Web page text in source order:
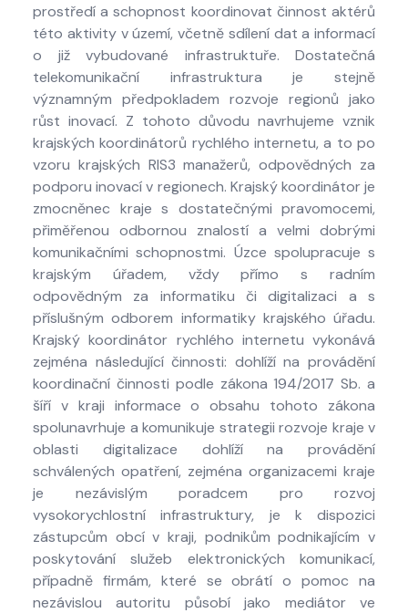
prostředí a schopnost koordinovat činnost aktérů
této aktivity v území, včetně sdílení dat a informací
o již vybudované infrastruktuře. Dostatečná
telekomunikační infrastruktura je stejně
významným předpokladem rozvoje regionů jako
růst inovací. Z tohoto důvodu navrhujeme vznik
krajských koordinátorů rychlého internetu, a to po
vzoru krajských RIS3 manažerů, odpovědných za
podporu inovací v regionech. Krajský koordinátor je
zmocněnec kraje s dostatečnými pravomocemi,
přiměřenou odbornou znalostí a velmi dobrými
komunikačními schopnostmi. Úzce spolupracuje s
krajským úřadem, vždy přímo s radním
odpovědným za informatiku či digitalizaci a s
příslušným odborem informatiky krajského úřadu.
Krajský koordinátor rychlého internetu vykonává
zejména následující činnosti: dohlíží na provádění
koordinační činnosti podle zákona 194/2017 Sb. a
šíří v kraji informace o obsahu tohoto zákona
spolunavrhuje a komunikuje strategii rozvoje kraje v
oblasti digitalizace dohlíží na provádění
schválených opatření, zejména organizacemi kraje
je nezávislým poradcem pro rozvoj
vysokorychlostní infrastruktury, je k dispozici
zástupcům obcí v kraji, podnikům podnikajícím v
poskytování služeb elektronických komunikací,
případně firmám, které se obrátí o pomoc na
nezávislou autoritu působí jako mediátor ve